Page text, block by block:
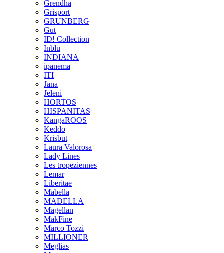
Grendha
Grisport
GRUNBERG
Gut
ID! Collection
Inblu
INDIANA
ipanema
ITI
Jana
Jeleni
HORTOS
HISPANITAS
KangaROOS
Keddo
Krisbut
Laura Valorosa
Lady Lines
Les tropeziennes
Lemar
Liberitae
Mabella
MADELLA
Magellan
MakFine
Marco Tozzi
MILLIONER
Meglias